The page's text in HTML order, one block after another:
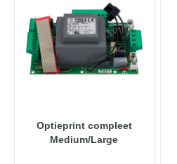
Optieprint compleet
Medium/Large